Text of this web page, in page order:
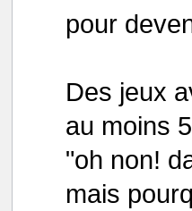
pour
Des jeux
au moins
"oh non!
mais